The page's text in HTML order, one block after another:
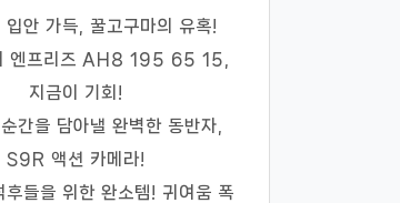
입안 가득, 꿀고구마의 유혹!
엔프리즈 AH8 195 65 15,
지금이 기회!
간을 담아낼 완벽한 동반자,
S9R 액션 카메라!
후들을 위한 완소템! 귀여움 폭